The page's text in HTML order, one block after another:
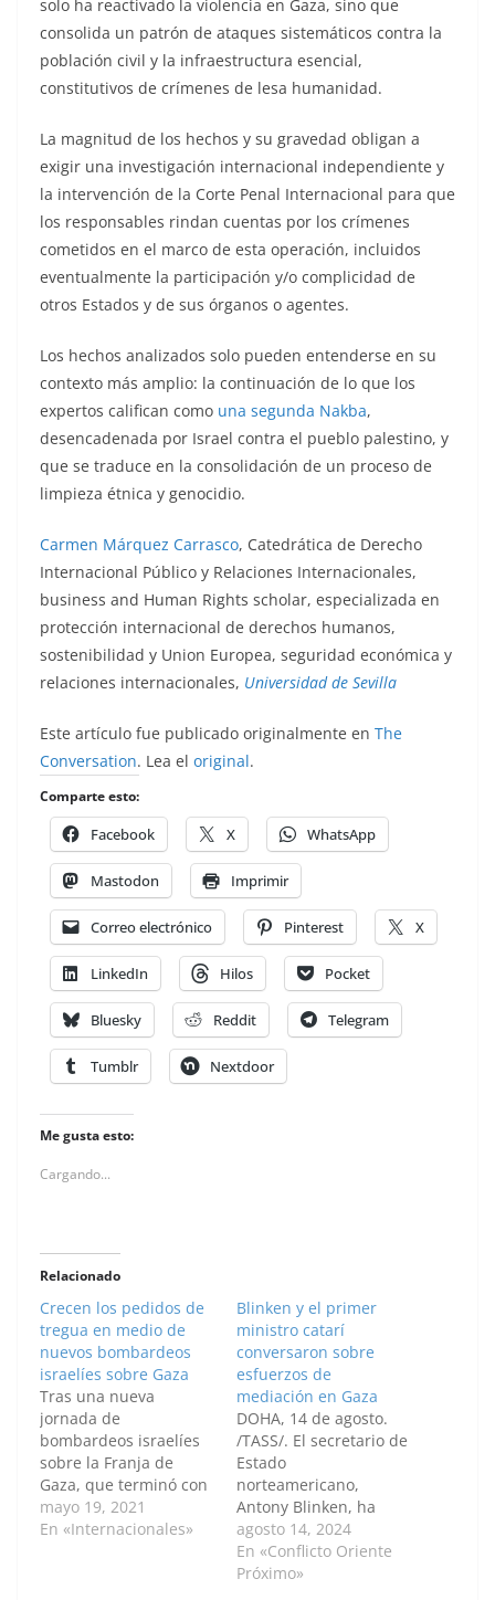
solo ha reactivado la violencia en Gaza, sino que
consolida un patrón de ataques sistemáticos contra la
población civil y la infraestructura esencial,
constitutivos de crímenes de lesa humanidad.
La magnitud de los hechos y su gravedad obligan a
exigir una investigación internacional independiente y
la intervención de la Corte Penal Internacional para que
los responsables rindan cuentas por los crímenes
cometidos en el marco de esta operación, incluidos
eventualmente la participación y/o complicidad de
otros Estados y de sus órganos o agentes.
Los hechos analizados solo pueden entenderse en su
contexto más amplio: la continuación de lo que los
expertos califican como una segunda Nakba,
desencadenada por Israel contra el pueblo palestino, y
que se traduce en la consolidación de un proceso de
limpieza étnica y genocidio.
Carmen Márquez Carrasco, Catedrática de Derecho
Internacional Público y Relaciones Internacionales,
business and Human Rights scholar, especializada en
protección internacional de derechos humanos,
sostenibilidad y Union Europea, seguridad económica y
relaciones internacionales, Universidad de Sevilla
Este artículo fue publicado originalmente en The
Conversation. Lea el original.
Comparte esto:
Facebook X WhatsApp
Mastodon Imprimir
Correo electrónico Pinterest X
LinkedIn Hilos Pocket
Bluesky Reddit Telegram
Tumblr Nextdoor
Me gusta esto:
Cargando...
Relacionado
Crecen los pedidos de
tregua en medio de
nuevos bombardeos
israelíes sobre Gaza
Tras una nueva
jornada de
bombardeos israelíes
sobre la Franja de
Gaza, que terminó con
al menos una casa
familiar destruida y
mayo 19, 2021
En «Internacionales»
Blinken y el primer
ministro catarí
conversaron sobre
esfuerzos de
mediación en Gaza
DOHA, 14 de agosto.
/TASS/. El secretario de
Estado
norteamericano,
Antony Blinken, ha
llamado al jefe de
Gobierno de Catar y
ministro de Asuntos
agosto 14, 2024
En «Conflicto Oriente
Próximo»